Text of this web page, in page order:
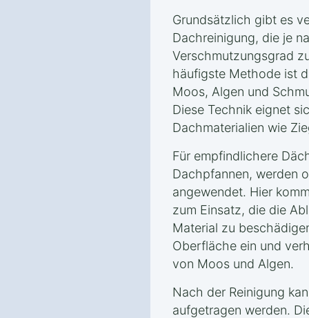
Grundsätzlich gibt es
Dachreinigung, die je
Verschmutzungsgrad
häufigste Methode ist
Moos, Algen und
Diese Technik eignet
Dachmaterialien wie
Für empfindlichere
Dachpfannen, werden
angewendet. Hier
zum Einsatz, die die
Material zu
Oberfläche ein und
von Moos und Algen.
Nach der Reinigung
aufgetragen werden.